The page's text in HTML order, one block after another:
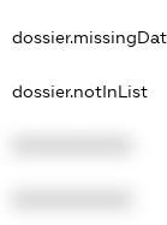
dossier.notInList